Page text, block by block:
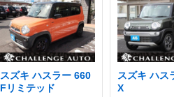
スズキ ハスラー 660
Fリミテッド
スズキ ハス
X